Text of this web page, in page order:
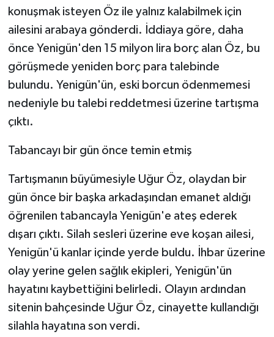
konuşmak isteyen Öz ile yalnız kalabilmek için
ailesini arabaya gönderdi. İddiaya göre, daha
önce Yenigün'den 15 milyon lira borç alan Öz, bu
görüşmede yeniden borç para talebinde
bulundu. Yenigün'ün, eski borcun ödenmemesi
nedeniyle bu talebi reddetmesi üzerine tartışma
çıktı.
Tabancayı bir gün önce temin etmiş
Tartışmanın büyümesiyle Uğur Öz, olaydan bir
gün önce bir başka arkadaşından emanet aldığı
öğrenilen tabancayla Yenigün'e ateş ederek
dışarı çıktı. Silah sesleri üzerine eve koşan ailesi,
Yenigün'ü kanlar içinde yerde buldu. İhbar üzerine
olay yerine gelen sağlık ekipleri, Yenigün'ün
hayatını kaybettiğini belirledi. Olayın ardından
sitenin bahçesinde Uğur Öz, cinayette kullandığı
silahla hayatına son verdi.